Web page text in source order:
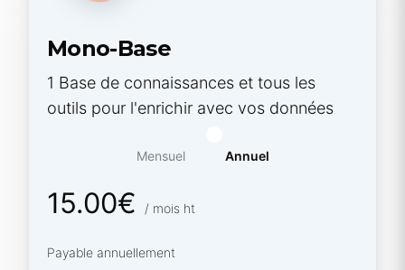
Mono-Base
1 Base de connaissances et tous les
outils pour l'enrichir avec vos données
Mensuel Annuel
15.00€ / mois ht
Payable annuellement